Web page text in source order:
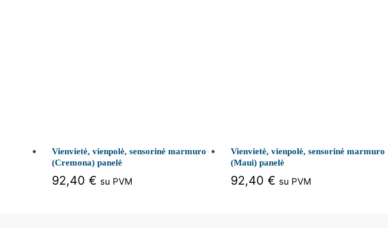
Vienvietė, vienpolė, sensorinė marmuro
(Cremona) panelė
92,40€ su PVM
Vienvietė, vienpolė, sensorinė marmuro
(Maui) panelė
92,40 € su PVM